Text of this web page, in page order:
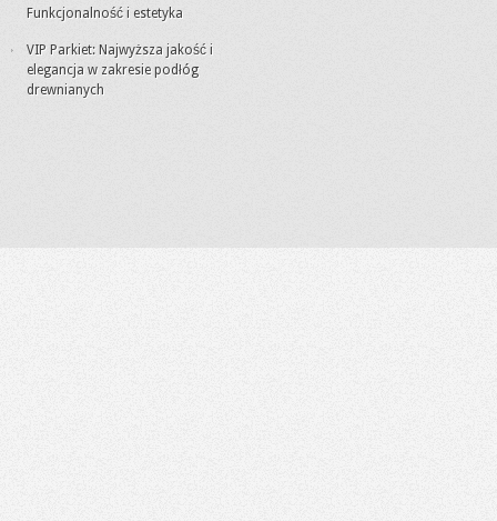
Funkcjonalność i estetyka
VIP Parkiet: Najwyższa jakość i
elegancja w zakresie podłóg
drewnianych